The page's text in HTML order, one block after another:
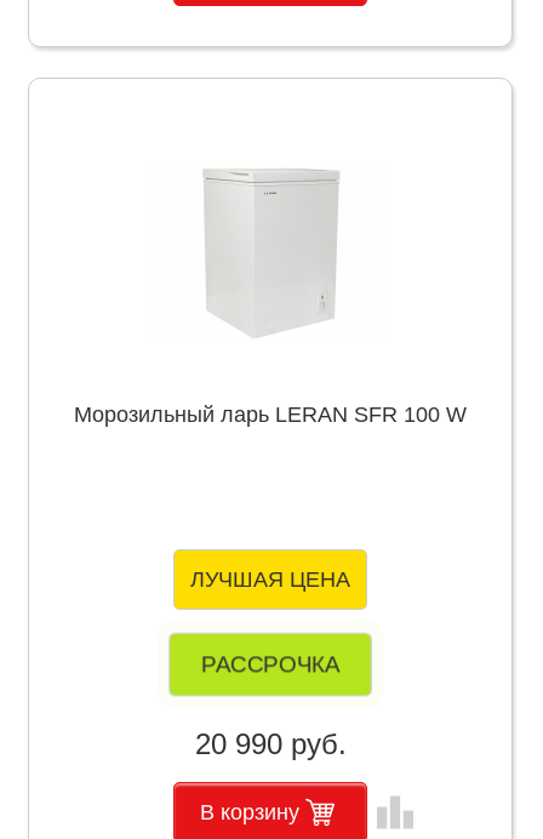
Морозильный ларь LERAN SFR 100 W
ЛУЧШАЯ ЦЕНА
РАССРОЧКА
20 990 руб.
В корзину leaderboard